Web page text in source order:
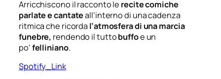
Arricchiscono il raccontole recite comiche
parlate e cantateall’interno di una cadenza
ritmica che ricorda l’atmosfera di una marcia
funebre, rendendo il tuttobuffoe un
po’felliniano.
Spotify_Link